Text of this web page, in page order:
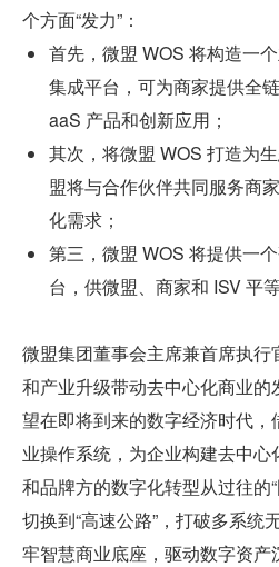
个方面“发力”：
首先，微盟 WOS 将构造一
集成平台，可为商家提供全
aaS 产品和创新应用；
其次，将微盟 WOS 打造为
盟将与合作伙伴共同服务商
化需求；
第三，微盟 WOS 将提供一
台，供微盟、商家和 ISV 平
微盟集团董事会主席兼首席执
和产业升级带动去中心化商业
望在即将到来的数字经济时代
业操作系统，为企业构建去中
和品牌方的数字化转型从过往的
切换到“高速公路”，打破多系统
牢智慧商业底座，驱动数字资